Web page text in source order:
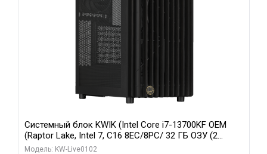
Системный блок KWIK (Intel Core i7-13700KF OEM
(Raptor Lake, Intel 7, C16 8EC/8PC/ 32 ГБ ОЗУ (2
модуля)/ Afox RTX4090 24GB GDDR6X 384-Bit 3xDP
Модель: KW-Live0102